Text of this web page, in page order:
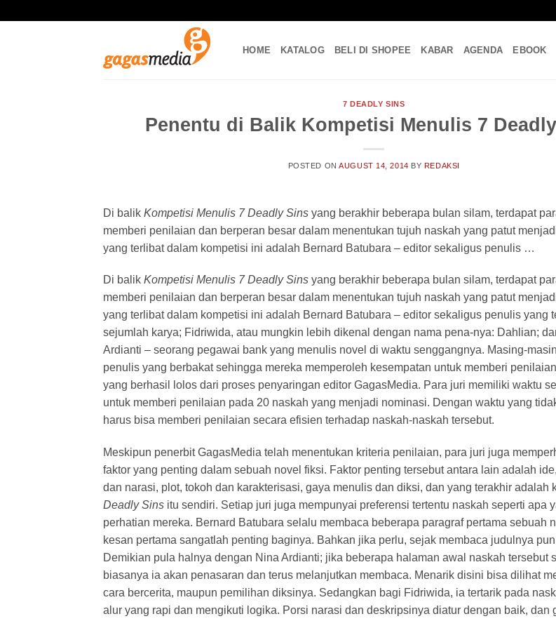
HOME KATALOG BELI DI SHOPEE KABAR AGENDA EBOOK
7 DEADLY SINS
Penentu di Balik Kompetisi Menulis 7
POSTED ONAUGUST 14, 2014 BY REDAKSI
Di balik Kompetisi Menulis 7 Deadly Sins yang berakhir beberapa bulan silam, terdapat
memberi penilaian dan berperan besar dalam menentukan tujuh naskah yang patut
yang terlibat dalam kompetisi ini adalah Bernard Batubara – editor sekaligus penulis …
Di balik Kompetisi Menulis 7 Deadly Sins yang berakhir beberapa bulan silam, terdapat
memberi penilaian dan berperan besar dalam menentukan tujuh naskah yang patut
yang terlibat dalam kompetisi ini adalah Bernard Batubara – editor sekaligus penulis yang
sejumlah karya; Fidriwida, atau mungkin lebih dikenal dengan nama pena-nya: Dahlian;
Ardianti – seorang pegawai bank yang menulis novel di waktu senggangnya. Masing-
penulis yang berbakat sehingga mereka memperoleh kesempatan untuk memberi
yang berhasil lolos dari proses penyaringan editor GagasMedia. Para juri memiliki waktu
untuk memberi penilaian pada 20 naskah yang menjadi nominasi. Dengan waktu yang
harus bisa memberi penilaian secara efisien terhadap naskah-naskah tersebut.
Meskipun penerbit GagasMedia telah menentukan kriteria penilaian, para juri juga
faktor yang penting dalam sebuah novel fiksi. Faktor penting tersebut antara lain adalah
dan narasi, plot, tokoh dan karakterisasi, gaya menulis dan diksi, dan yang terakhir adalah
Deadly Sins itu sendiri. Setiap juri juga mempunyai preferensi tertentu naskah seperti apa
perhatian mereka. Bernard Batubara selalu membaca beberapa paragraf pertama sebuah
kesan pertama sangatlah penting baginya. Bahkan jika perlu, sejak membaca judulnya
Demikian pula halnya dengan Nina Ardianti; jika beberapa halaman awal naskah tersebut
biasanya ia akan penasaran dan terus melanjutkan membaca. Menarik disini bisa dilihat
cara bercerita, maupun pemilihan diksinya. Sedangkan bagi Fidriwida, ia tertarik pada
alur yang rapi dan mengikuti logika. Porsi narasi dan deskripsinya diatur dengan baik, dan